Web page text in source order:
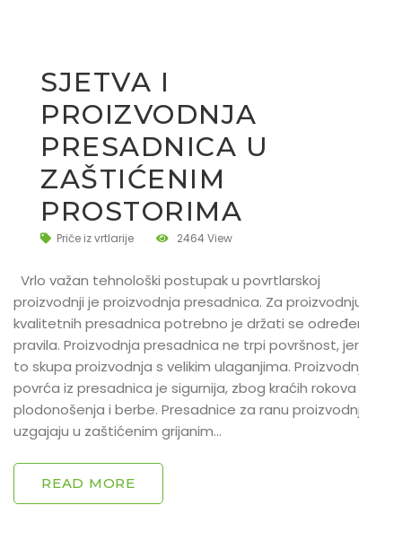
SJETVA I
PROIZVODNJA
PRESADNICA U
ZAŠTIĆENIM
PROSTORIMA
Priče iz vrtlarije 2464 View
Vrlo važan tehnološki postupak u povrtlarskoj
proizvodnji je proizvodnja presadnica. Za proizvodnju
kvalitetnih presadnica potrebno je držati se određenih
pravila. Proizvodnja presadnica ne trpi površnost, jer je
to skupa proizvodnja s velikim ulaganjima. Proizvodnja
povrća iz presadnica je sigurnija, zbog kraćih rokova
plodonošenja i berbe. Presadnice za ranu proizvodnju se
uzgajaju u zaštićenim grijanim…
READ MORE